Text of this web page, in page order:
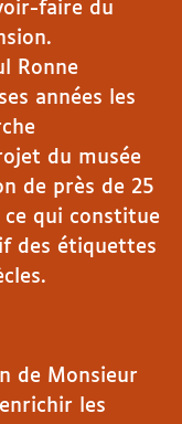
faire du
Ronne
années les
du musée
de près de 25
ce qui constitue
des étiquettes
de Monsieur
les